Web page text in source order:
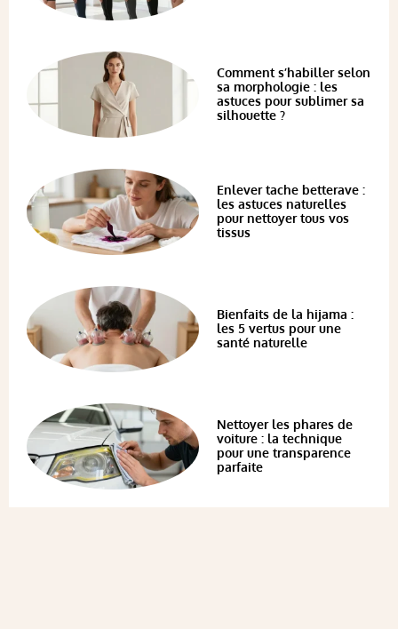
Comment s’habiller selon
sa morphologie : les
astuces pour sublimer sa
silhouette ?
Enlever tache betterave :
les astuces naturelles
pour nettoyer tous vos
tissus
Bienfaits de la hijama :
les 5 vertus pour une
santé naturelle
Nettoyer les phares de
voiture : la technique
pour une transparence
parfaite